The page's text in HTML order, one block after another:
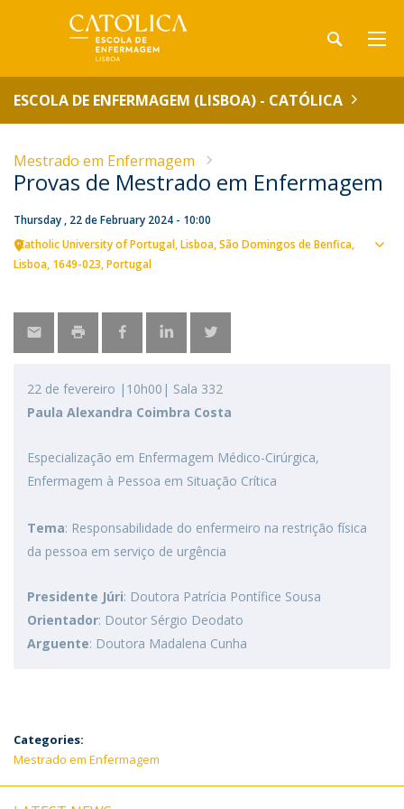
ESCOLA DE ENFERMAGEM (LISBOA) - CATÓLICA
Mestrado em Enfermagem
Provas de Mestrado em Enfermagem
Thursday , 22 de February 2024 - 10:00
Catholic University of Portugal Lisboa São Domingos de Benfica,
Lisboa 1649-023 Portugal
22 de fevereiro |10h00| Sala 332
Paula Alexandra Coimbra Costa
Especialização em Enfermagem Médico-Cirúrgica,
Enfermagem à Pessoa em Situação Crítica
Tema: Responsabilidade do enfermeiro na restrição física
da pessoa em serviço de urgência
Presidente Júri: Doutora Patrícia Pontífice Sousa
Orientador: Doutor Sérgio Deodato
Arguente: Doutora Madalena Cunha
Categories:
Mestrado em Enfermagem